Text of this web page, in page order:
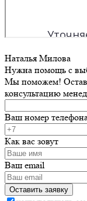
Наталья Милова
Нужна помощь с
Мы поможем!
консультацию
Ваш номер
Как вас зовут
Ваш email